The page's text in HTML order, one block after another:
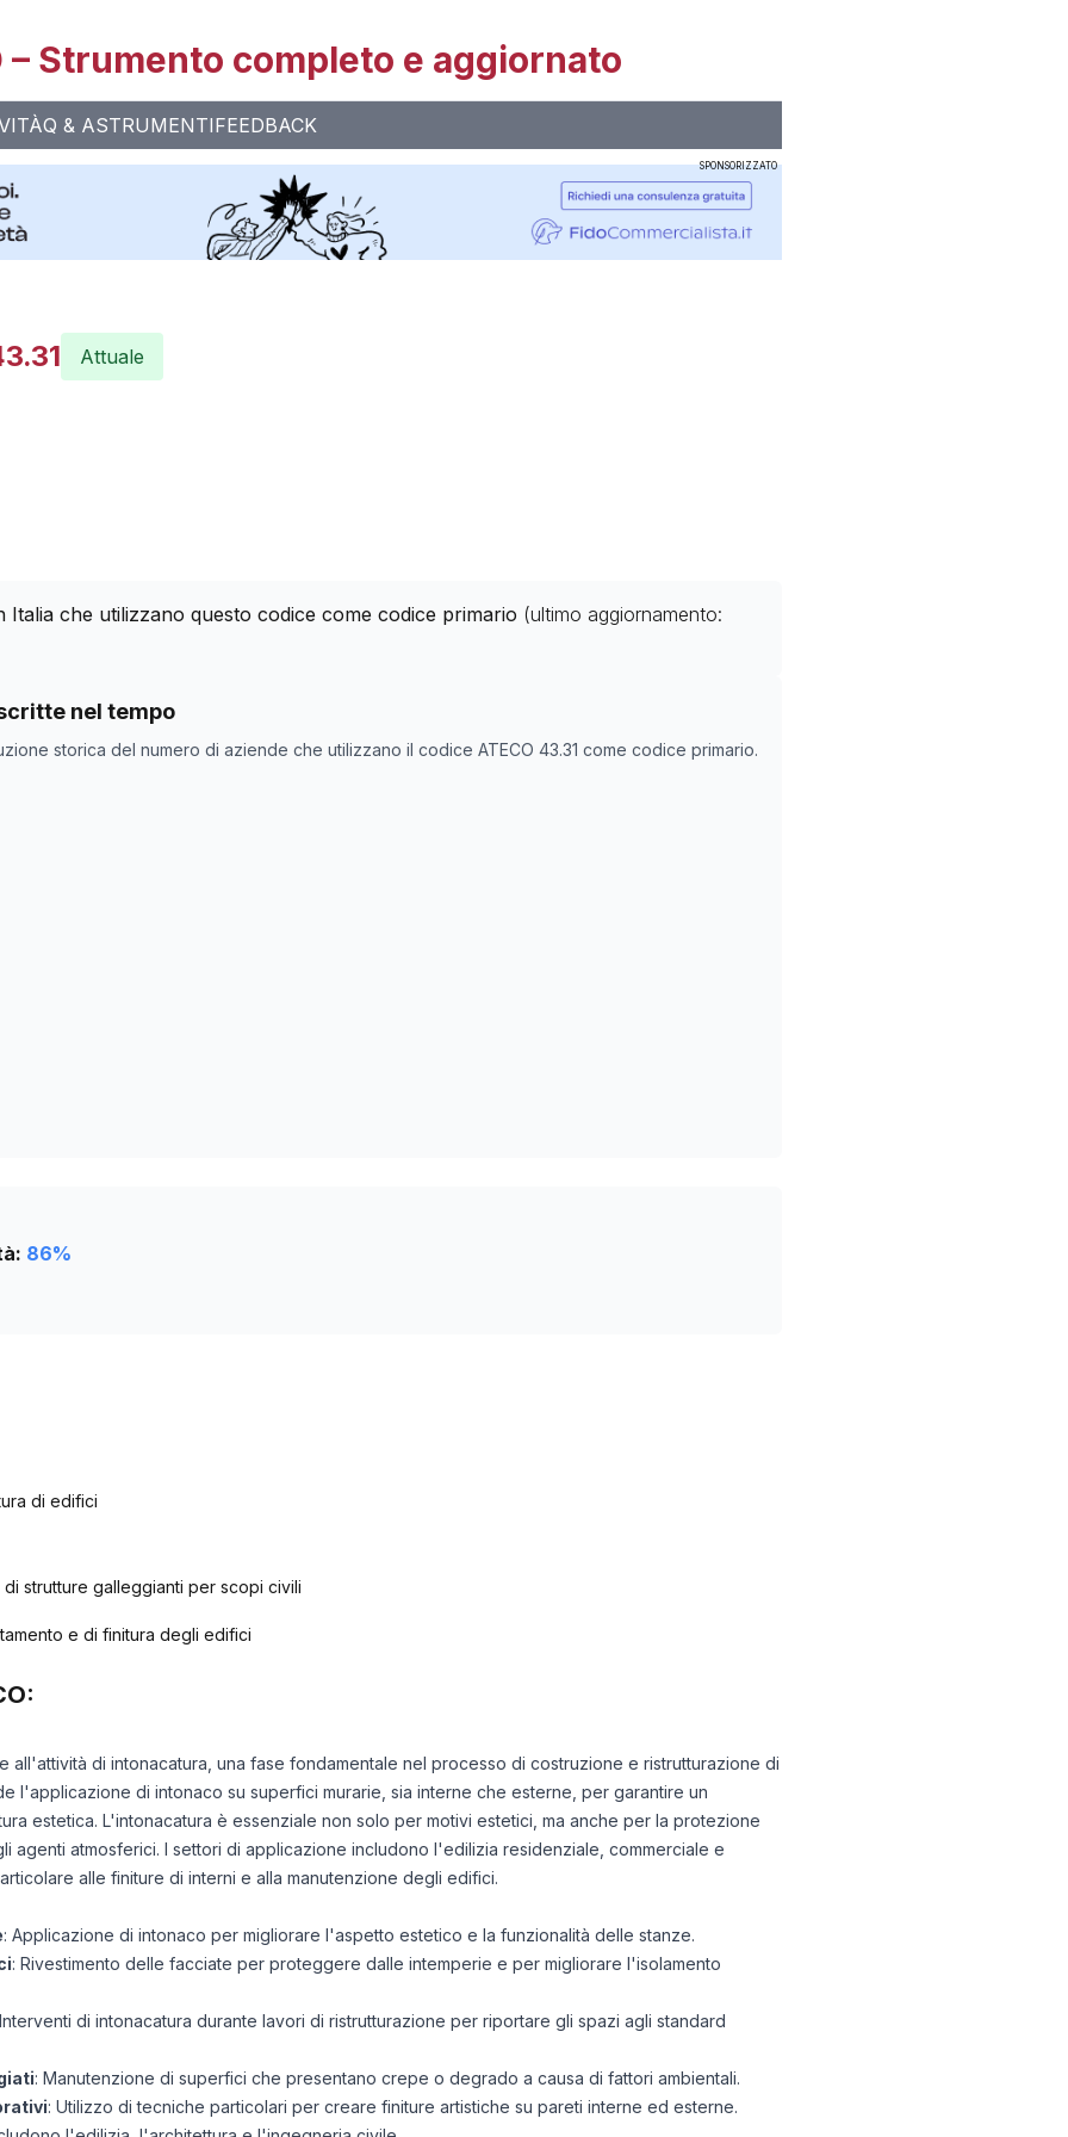
– Strumento completo e aggiornato
Q & ASTRUMENTIFEEDBACK
SPONSORIZZATO
Attuale
Italia che utilizzano questo codice come codice primario (ultimo aggiornamento:
nel tempo
storica del numero di aziende che utilizzano il codice ATECO 43.31 come codice primario.
con codice ATECO
Numero aziende
86%
di edifici
strutture galleggianti per scopi civili
e di finitura degli edifici
all'attività di intonacatura, una fase fondamentale nel processo di costruzione e ristrutturazione di
l'applicazione di intonaco su superfici murarie, sia interne che esterne, per garantire un
estetica. L'intonacatura è essenziale non solo per motivi estetici, ma anche per la protezione
agenti atmosferici. I settori di applicazione includono l'edilizia residenziale, commerciale e
alle finiture di interni e alla manutenzione degli edifici.
: Applicazione di intonaco per migliorare l'aspetto estetico e la funzionalità delle stanze.
: Rivestimento delle facciate per proteggere dalle intemperie e per migliorare l'isolamento
di intonacatura durante lavori di ristrutturazione per riportare gli spazi agli standard
: Manutenzione di superfici che presentano crepe o degrado a causa di fattori ambientali.
: Utilizzo di tecniche particolari per creare finiture artistiche su pareti interne ed esterne.